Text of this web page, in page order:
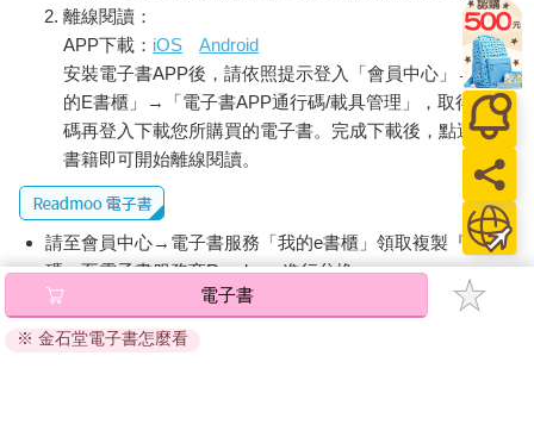
離線閱讀：
APP下載： iOS
Android
安裝電子書APP後，請依照提示登入「會員中心」→「我
的E書櫃」→「電子書APP通行碼/載具管理」，取得通行
碼再登入下載您所購買的電子書。完成下載後，點選任一
書籍即可開始離線閱讀。
請至會員中心→電子書服務「我的e書櫃」領取複製『兌換
碼』至電子書服務商Readmoo進行兌換。
退換貨須知：
因版權保護，您在金石堂所購買的電子書僅能以金石堂專屬
電子書
※ 金石堂電子書怎麼看